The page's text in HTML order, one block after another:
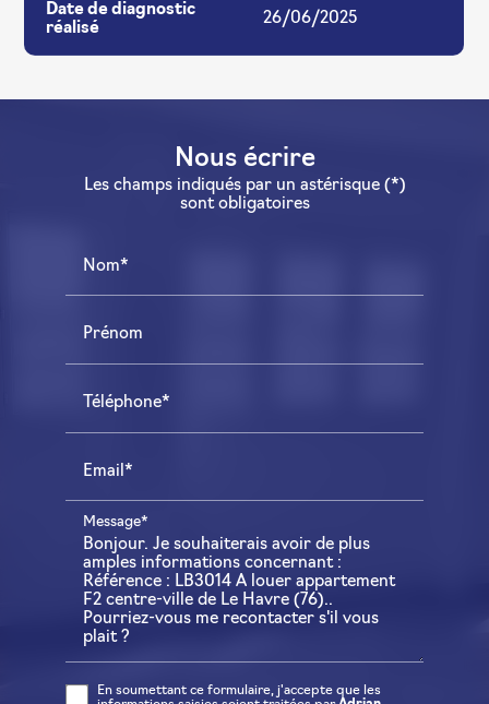
Date de diagnostic
réalisé
26/06/2025
Nous écrire
Les champs indiqués par un astérisque (*)
sont obligatoires
Nom*
Prénom
Téléphone*
Email*
Message*
En soumettant ce formulaire, j'accepte que les